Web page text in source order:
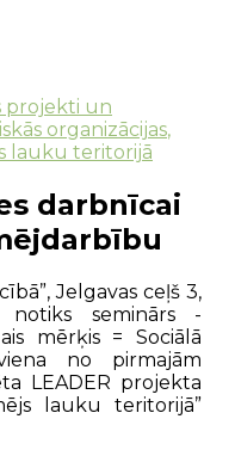
projekti un
organizācijas,
lauku teritorijā
darbnīcai
Jelgavas ceļš 3,
notiks seminārs -
mērķis = Sociālā
no pirmajām
LEADER projekta
lauku teritorijā”